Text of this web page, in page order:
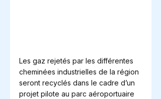
Les gaz rejetés par les différentes
cheminées industrielles de la région
seront recyclés dans le cadre d’un
projet pilote au parc aéroportuaire